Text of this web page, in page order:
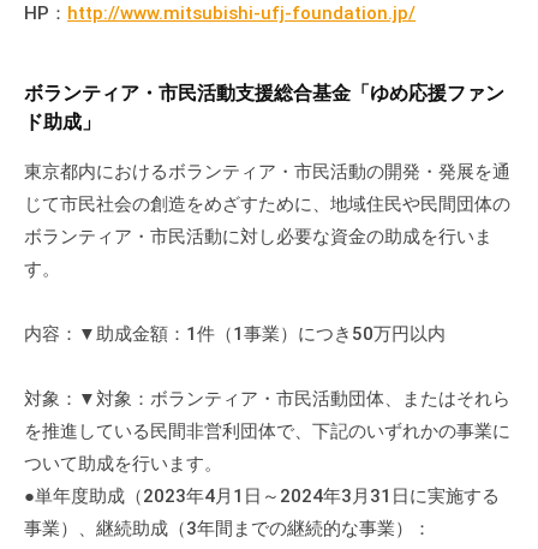
。
々
な
し
・
講
座
会
場
や
機
材
HP： http://www.mitsubishi-ufj-foundation.jp/
ボランティア・市民活動支援総合基金「ゆめ応援ファン
ド助成」
東京都内におけるボランティア・市民活動の開発・発展を通
じて市民社会の創造をめざすために、地域住民や民間団体の
ボランティア・市民活動に対し必要な資金の助成を行いま
す。
内容：▼助成金額：1件（1事業）につき50万円以内
対象：▼対象：ボランティア・市民活動団体、またはそれら
を推進している民間非営利団体で、下記のいずれかの事業に
ついて助成を行います。
●単年度助成（2023年4月1日～2024年3月31日に実施する
事業）、継続助成（3年間までの継続的な事業）：